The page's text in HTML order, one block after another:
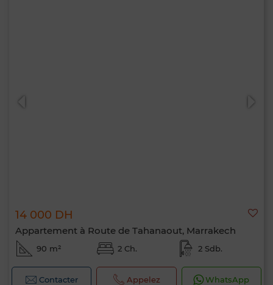
14 000 DH
Appartement à Route de Tahanaout, Marrakech
90 m² 2 Ch. 2 Sdb.
Contacter Appelez WhatsApp